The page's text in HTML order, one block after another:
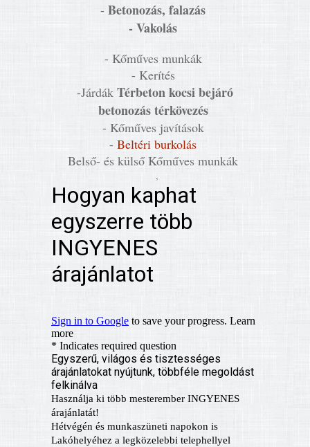
- Betonozás, falazás
- Vakolás
- Kőműves munkák
- Kerítés
-Járdák Térbeton kocsi bejáró
betonozás térkövezés
- Kőműves javítások
- Beltéri burkolás
Belső- és külső Kőműves munkák
,